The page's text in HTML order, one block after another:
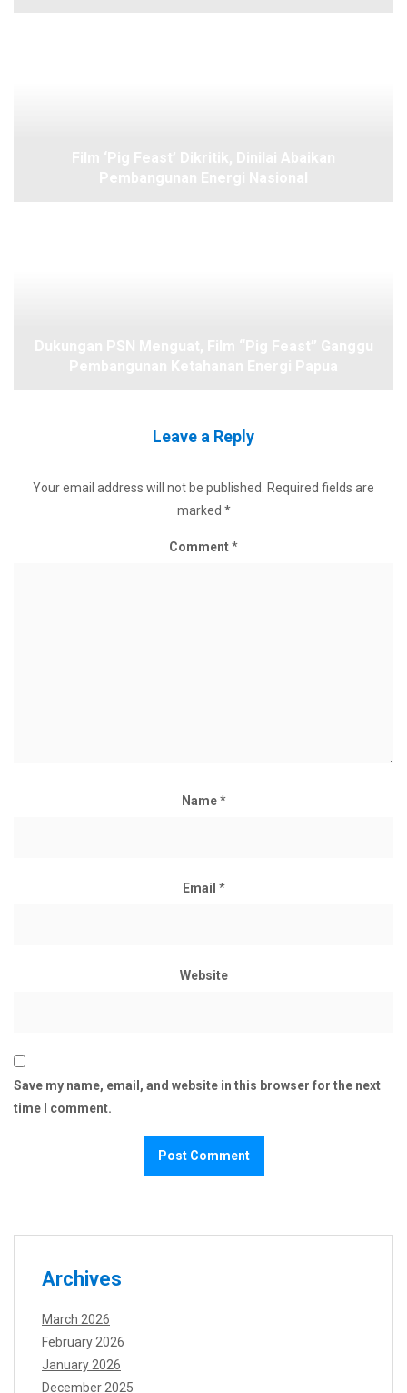
Leave a Reply
Your email address will not be published.
Required fields are
marked *
Comment*
Name*
Email *
Website
Save my name, email, and website in this browser for the next
time I comment.
Archives
March 2026
February 2026
January 2026
December 2025